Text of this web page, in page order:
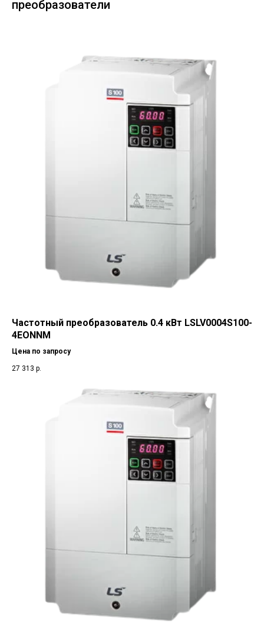
преобразователи
Частотный преобразователь 0.4 кВт LSLV0004S100-
4EONNM
Цена по запросу
27 313 р.